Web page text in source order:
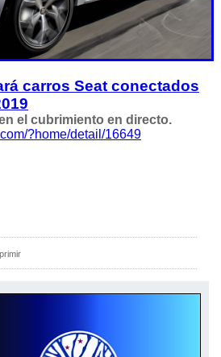
carros Seat conectados
el cubrimiento en directo.
?home/detail/16649